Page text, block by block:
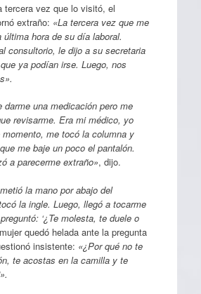
tercera vez que lo visitó, el
extraño: «La tercera vez que me
hora de su día laboral.
consultorio, le dijo a su secretaria
ya podían irse. Luego, nos
darme una medicación pero me
revisarme. Era mi médico, yo
me tocó la columna y
me baje un poco el pantalón.
a parecerme extraño», dijo.
la mano por abajo del
la ingle. Luego, llegó a tocarme
‘¿Te molesta, te duele o
quedó helada ante la pregunta
insistente: «¿Por qué no te
te acostas en la camilla y te